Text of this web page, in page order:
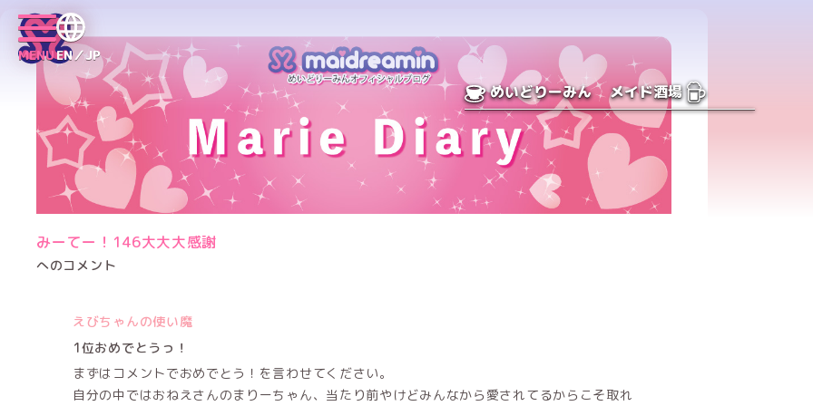
MENUEN／JP
めいどりーみん メイド酒場
みーてー！146大大大感謝
へのコメント
えびちゃんの使い魔
1位おめでとうっ！
まずはコメントでおめでとう！を言わせてください。
自分の中ではおねえさんのまりーちゃん、当たり前やけどみんなから愛されてるからこそ取れ